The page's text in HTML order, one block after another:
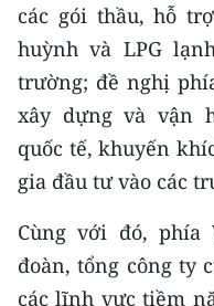
các gói thầu, hỗ
huỳnh và LPG
trường; đề nghị
xây dựng và vận
quốc tế, khuyến
gia đầu tư vào các
Cùng với đó, phía
đoàn, tổng công ty
các lĩnh vực tiềm